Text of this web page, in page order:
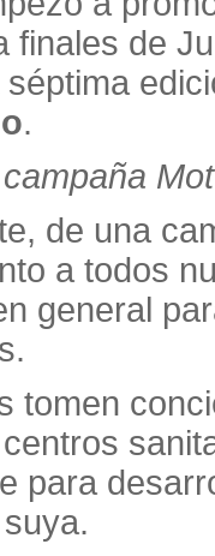
finales de
.
de una
a todos
general
tomen
para